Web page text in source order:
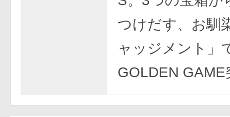
つけだす、お馴
ャッジメント」
GOLDEN GAME